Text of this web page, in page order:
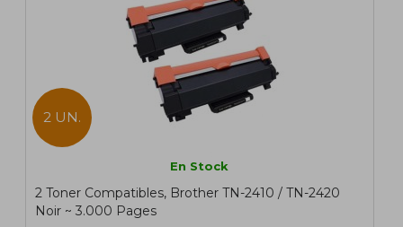
2 UN.
En Stock
2 Toner Compatibles, Brother TN-2410 / TN-2420
Noir ~ 3.000 Pages